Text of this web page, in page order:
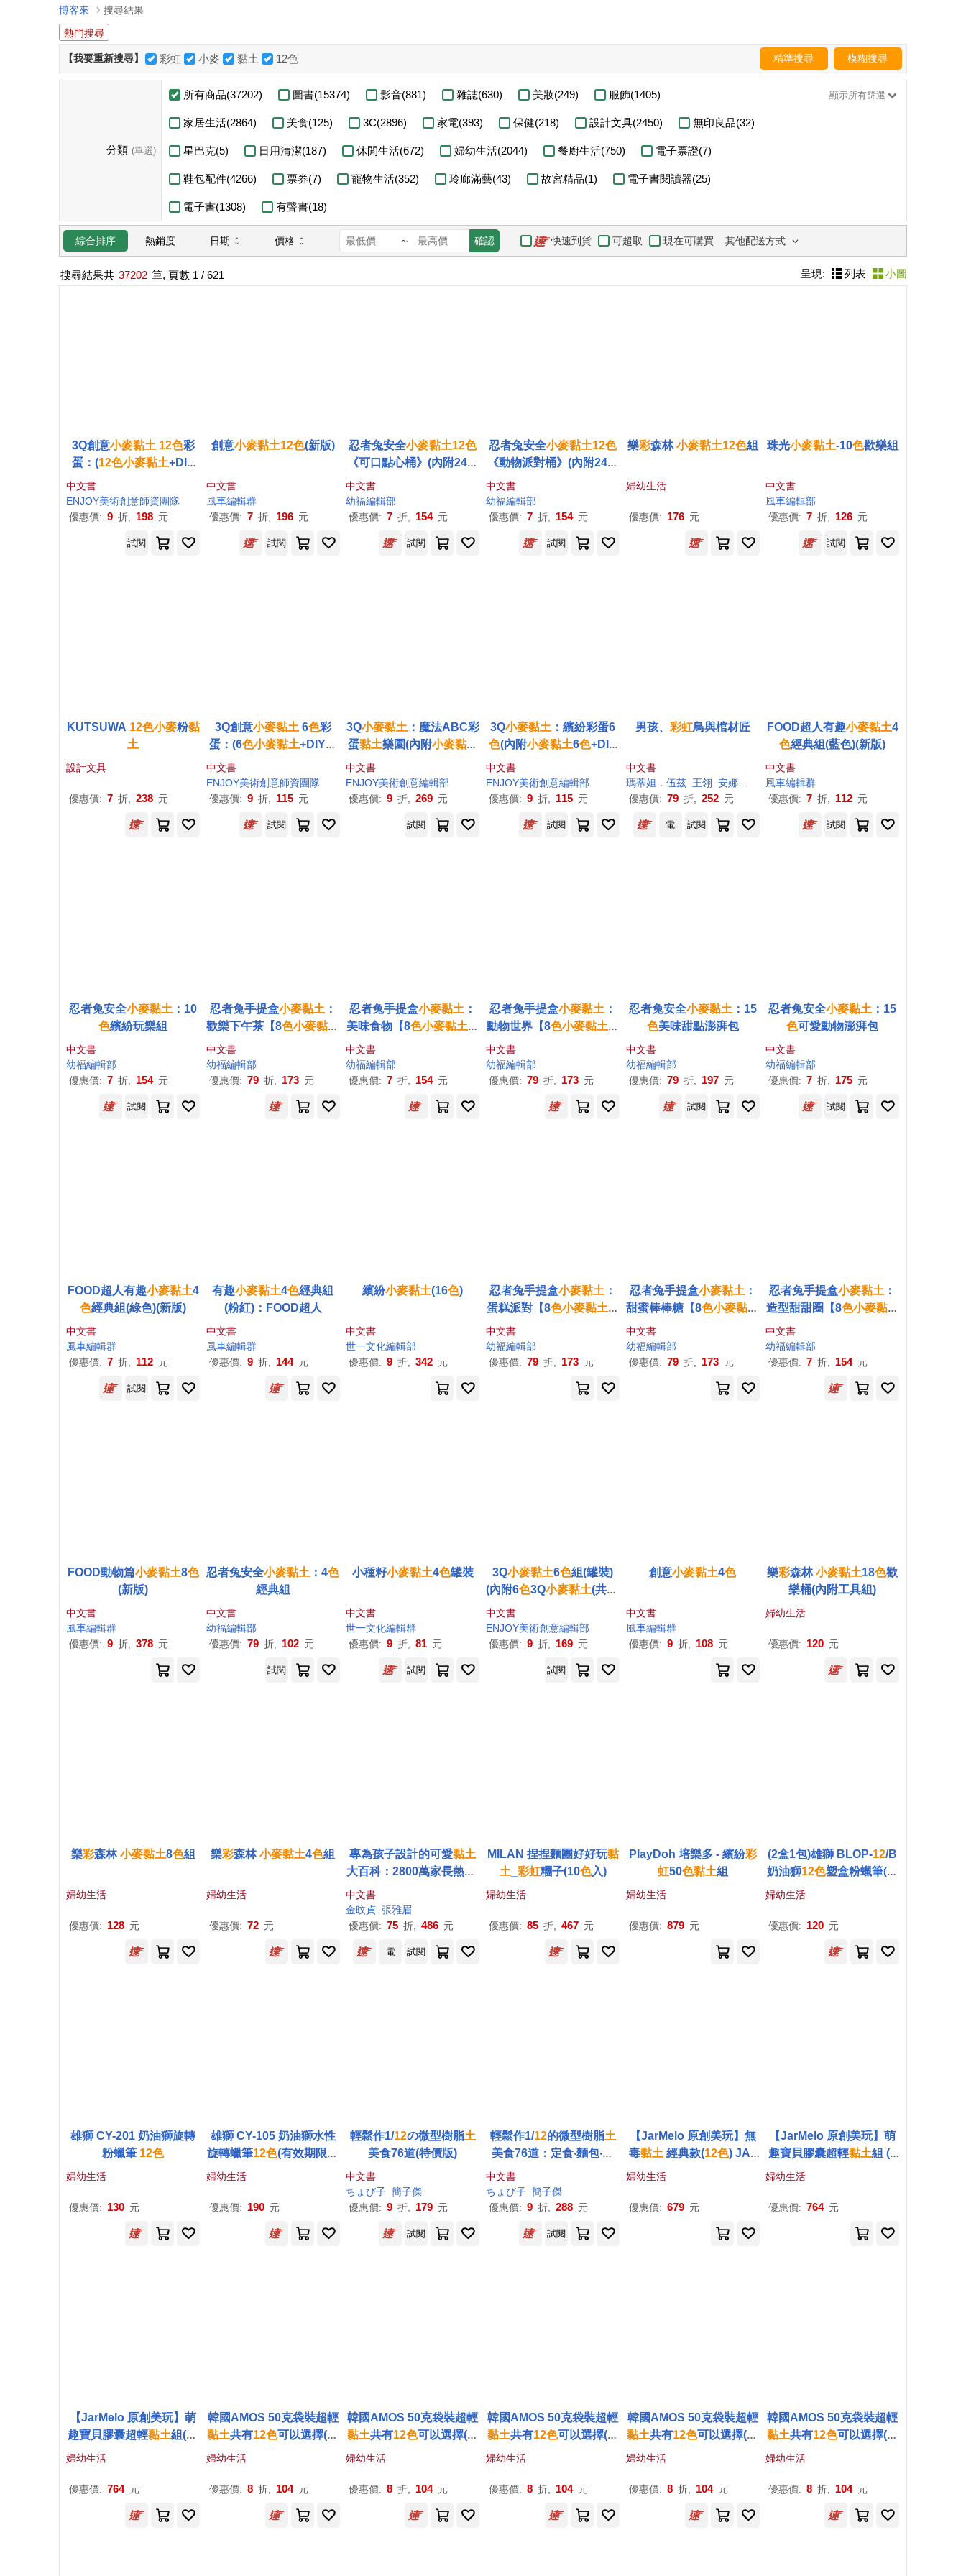
博客來
搜尋結果
熱門搜尋
【我要重新搜尋】 彩虹 小麥 黏土 12色 精準搜尋 模糊搜尋
分類 (單選)
所有商品(37202) 圖書(15374) 影音(881) 雜誌(630) 美妝(249) 服飾(1405)
家居生活(2864) 美食(125) 3C(2896) 家電(393) 保健(218) 設計文具(2450) 無印良品(32)
星巴克(5) 日用清潔(187) 休閒生活(672) 婦幼生活(2044) 餐廚生活(750) 電子票證(7)
鞋包配件(4266) 票券(7) 寵物生活(352) 玲廊滿藝(43) 故宮精品(1) 電子書閱讀器(25)
電子書(1308) 有聲書(18)
顯示所有篩選
綜合排序 熱銷度 日期 價格 ~ 確認 快速到貨 可超取 現在可購買 其他配送方式
搜尋結果共 37202 筆, 頁數 1 / 621 呈現: 列表 小圖
3Q創意小麥黏土 12色彩
蛋：(12色小麥黏土+DIY
教學手冊+繽紛彩蛋
中文書
ENJOY美術創意師資團隊
優惠價: 9 折, 198 元
創意小麥黏土12色(新版)
中文書
風車編輯群
優惠價: 7 折, 196 元
忍者兔安全小麥黏土12色
《可口點心桶》(內附24袋
小麥黏土
個+示範手冊)
中文書
幼福編輯部
優惠價: 7 折, 154 元
忍者兔安全小麥黏土12色
《動物派對桶》(內附24袋
小麥黏土
0個+示範手冊)
中文書
幼福編輯部
優惠價: 7 折, 154 元
樂彩森林小麥黏土12色組
婦幼生活
優惠價: 176 元
珠光小麥黏土-10色歡樂組
中文書
風車編輯部
優惠價: 7 折, 126 元
試閱 試閱 試閱 試閱 試閱
KUTSUWA 12色小麥粉黏
土
設計文具
優惠價: 7 折, 238 元
3Q創意小麥黏土 6色彩
蛋：(6色小麥黏土+DIY教
學手冊+繽紛彩蛋6顆)
中文書
ENJOY美術創意師資團隊
優惠價: 9 折, 115 元
3Q小麥黏土 ：魔法ABC彩
蛋黏土樂園(內附小麥黏土
8色+26個英文字母壓模
+繽紛彩蛋8顆+DIY教學手
冊+7個工具配件)
中文書
ENJOY美術創意編輯部
優惠價: 9 折, 269 元
3Q小麥黏土 ：繽紛彩蛋6
色(內附小麥黏土6色+DIY
教學手冊+繽紛彩蛋6顆)
中文書
ENJOY美術創意編輯部
優惠價: 9 折, 115 元
男孩、 彩虹鳥與棺材匠
中文書
瑪蒂妲．伍茲 王翎 安娜斯卡．艾勒帕茲
優惠價: 79 折, 252 元
FOOD超人有趣小麥黏土4
色經典組(藍色)(新版)
中文書
風車編輯群
優惠價: 7 折, 112 元
試閱 試閱 試閱 電 試閱 試閱
忍者兔安全小麥黏土 ：10
色繽紛玩樂組
中文書
幼福編輯部
優惠價: 7 折, 154 元
忍者兔手提盒小麥黏土 ：
歡樂下午茶【8色小麥黏土
、9件工具、1張餐墊】
中文書
幼福編輯部
優惠價: 79 折, 173 元
忍者兔手提盒小麥黏土 ：
美味食物【8色小麥黏土、
10件工具、1張餐墊】
中文書
幼福編輯部
優惠價: 7 折, 154 元
忍者兔手提盒小麥黏土 ：
動物世界【8色小麥黏土、
中文書
幼福編輯部
優惠價: 79 折, 173 元
忍者兔安全小麥黏土 ：15
色美味甜點澎湃包
中文書
幼福編輯部
優惠價: 79 折, 197 元
忍者兔安全小麥黏土 ：15
色可愛動物澎湃包
中文書
幼福編輯部
優惠價: 7 折, 175 元
試閱 試閱 試閱
FOOD超人有趣小麥黏土4
色經典組(綠色)(新版)
中文書
風車編輯群
優惠價: 7 折, 112 元
有趣小麥黏土4色經典組
(粉紅)：FOOD超人
中文書
風車編輯群
優惠價: 9 折, 144 元
繽紛小麥黏土(16色)
中文書
世一文化編輯部
優惠價: 9 折, 342 元
忍者兔手提盒小麥黏土 ：
蛋糕派對【8色小麥黏土、
中文書
幼福編輯部
優惠價: 79 折, 173 元
忍者兔手提盒小麥黏土 ：
甜蜜棒棒糖【8色小麥黏土
中文書
幼福編輯部
優惠價: 79 折, 173 元
忍者兔手提盒小麥黏土 ：
造型甜甜圈【8色小麥黏土
、9件工具、1張餐墊】
中文書
幼福編輯部
優惠價: 7 折, 154 元
試閱
FOOD動物篇小麥黏土8色
(新版)
中文書
風車編輯群
優惠價: 9 折, 378 元
忍者兔安全小麥黏土 ：4色
經典組
中文書
幼福編輯部
優惠價: 79 折, 102 元
小種籽小麥黏土4色罐裝
中文書
世一文化編輯群
優惠價: 9 折, 81 元
3Q小麥黏土6色組(罐裝)
(內附6色3Q小麥黏土(共48
0g)+10款教學說明書)
中文書
ENJOY美術創意編輯部
優惠價: 9 折, 169 元
創意小麥黏土4色
中文書
風車編輯群
優惠價: 9 折, 108 元
樂彩森林小麥黏土18色歡
樂桶(內附工具組)
婦幼生活
優惠價: 120 元
試閱 試閱 試閱
樂彩森林小麥黏土8色組
婦幼生活
優惠價: 128 元
樂彩森林小麥黏土4色組
婦幼生活
優惠價: 72 元
專為孩子設計的可愛黏土
大百科：2800萬家長熱推!
從基礎到進階，收錄
題157款作品，提升孩子
創意力X專注力
中文書
金旼貞 張雅眉
優惠價: 75 折, 486 元
MILAN 捏捏麵團好好玩黏
土 彩虹糰子(10色入)
婦幼生活
優惠價: 85 折, 467 元
PlayDoh 培樂多 - 繽紛彩
虹50色黏土組
婦幼生活
優惠價: 879 元
(2盒1包)雄獅 BLOP-12/B
奶油獅12色塑盒粉蠟筆(外
盒顏色隨機出貨)
婦幼生活
優惠價: 120 元
電 試閱
雄獅 CY-201 奶油獅旋轉
粉蠟筆 12色
婦幼生活
優惠價: 130 元
雄獅 CY-105 奶油獅水性
旋轉蠟筆12色(有效期限：
婦幼生活
優惠價: 190 元
輕鬆作1/12の微型樹脂土
美食76道(特價版)
中文書
ちょび子 簡子傑
優惠價: 9 折, 179 元
輕鬆作1/12的微型樹脂土
美食76道：定食‧麵包‧拉
麵‧甜點‧擬真度100%!(暢
銷版)(二版)
中文書
ちょび子 簡子傑
優惠價: 9 折, 288 元
【JarMelo 原創美玩】無
毒黏土 經典款(12色) JA9
婦幼生活
優惠價: 679 元
【JarMelo 原創美玩】萌
趣寶貝膠囊超輕黏土組 (1
2色
婦幼生活
優惠價: 764 元
試閱 試閱
【JarMelo 原創美玩】萌
趣寶貝膠囊超輕黏土組(12
色
婦幼生活
優惠價: 764 元
韓國AMOS 50克袋裝超輕
黏土共有12色可以選擇(台
灣總代理公司貨)藍色
婦幼生活
優惠價: 8 折, 104 元
韓國AMOS 50克袋裝超輕
黏土共有12色可以選擇(台
灣總代理公司貨)黃色
婦幼生活
優惠價: 8 折, 104 元
韓國AMOS 50克袋裝超輕
黏土共有12色可以選擇(台
灣總代理公司貨)紅色
婦幼生活
優惠價: 8 折, 104 元
韓國AMOS 50克袋裝超輕
黏土共有12色可以選擇(台
灣總代理公司貨)綠色
婦幼生活
優惠價: 8 折, 104 元
韓國AMOS 50克袋裝超輕
黏土共有12色可以選擇(台
灣總代理公司貨)咖啡
婦幼生活
優惠價: 8 折, 104 元